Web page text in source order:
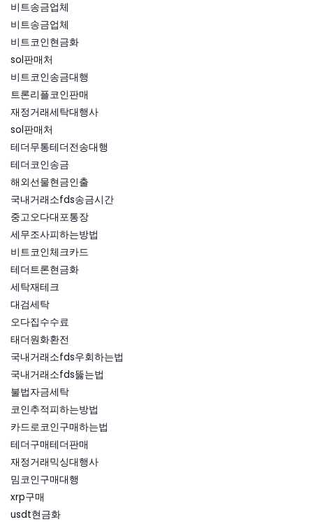
비트송금업체
비트송금업체
비트코인현금화
sol판매처
비트코인송금대행
트론리플코인판매
재정거래세탁대행사
sol판매처
테더무통테더전송대행
테더코인송금
해외선물현금인출
국내거래소fds송금시간
중고오다대포통장
세무조사피하는방법
비트코인체크카드
테더트론현금화
세탁재테크
대검세탁
오다집수수료
태더원화환전
국내거래소fds우회하는법
국내거래소fds뚫는법
불법자금세탁
코인추적피하는방법
카드로코인구매하는법
테더구매테더판매
재정거래믹싱대행사
밈코인구매대행
xrp구매
usdt현금화